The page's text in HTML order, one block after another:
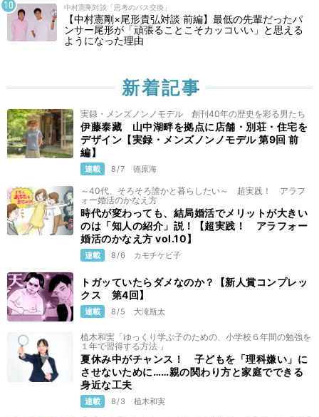
中村憲剛対談「思考のパス交換」
【中村憲剛×尾形貴弘対談 前編】最低の先輩だったパ
ンサー尾形が「頑張ることこそカッコいい」と思える
ようになった理由
新着記事
実録・メンズノンノモデル 創刊40年の歴史を彩る男たち
伊藤泰藏 山中湖畔を拠点に店舗・別荘・住宅を
デザイン【実録・メンズノンノモデル 第9回 前
編】
連載 8/7 徳原海
～40代、そろそろ誰かと暮らしたい～ 超実践！ アラフ
ォー婚活のかなえ方
時代が変わっても、結局婚活でメリットが大きい
のは「知人の紹介」説！【超実践！ アラフォー
婚活のかなえ方 vol.10】
連載 8/6 カモチケビ子
トガッていたらダメなのか？【新人賞コンプレッ
クス 第4回】
連載 8/5 大滝瓶太
植木和実「ゆっくり学ぶ子のための、小学校６年間の勉強を
１年で習得する方法 」
夏休み中がチャンス！ 子どもを「理科嫌い」に
させないために……親の関わり方と家庭でできる
身近な工夫
連載 8/3 植木和実